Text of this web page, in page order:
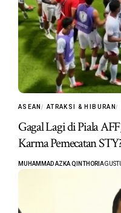
ASEAN ATRAKSI & HIBURAN
Gagal Lagi di Piala
Karma Pemecatan
MUHAMMAD AZKA QINTHORI